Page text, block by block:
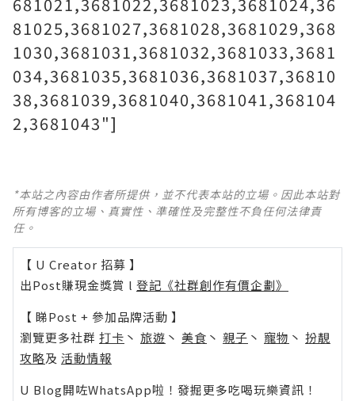
81025,3681027,3681028,3681029,368
1030,3681031,3681032,3681033,3681
034,3681035,3681036,3681037,36810
38,3681039,3681040,3681041,368104
2,3681043"]
*本站之內容由作者所提供，並不代表本站的立場。因此本站對
所有博客的立場、真實性、準確性及完整性不負任何法律責
任。
【 U Creator 招募 】
出Post賺現金獎賞 l 登記《社群創作有價企劃》
【 睇Post + 參加品牌活動 】
瀏覽更多社群 打卡 丶 旅遊 丶 美食 丶 親子 丶 寵物 丶 扮靚
攻略及 活動情報
U Blog開咗WhatsApp啦！發掘更多吃喝玩樂資訊！